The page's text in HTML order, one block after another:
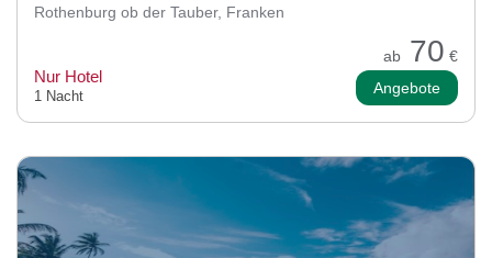
Rothenburg ob der Tauber, Franken
ab 70 €
Nur Hotel
1 Nacht Angebote